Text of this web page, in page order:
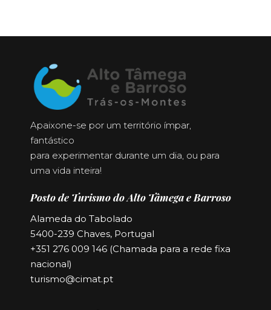
Apaixone-se por um território ímpar,
fantástico
para experimentar durante um dia, ou para
uma vida inteira!
Posto de Turismo do Alto Tâmega e Barroso
Alameda do Tabolado
5400-239 Chaves, Portugal
+351 276 009 146 (Chamada para a rede fixa
nacional)
turismo@cimat.pt